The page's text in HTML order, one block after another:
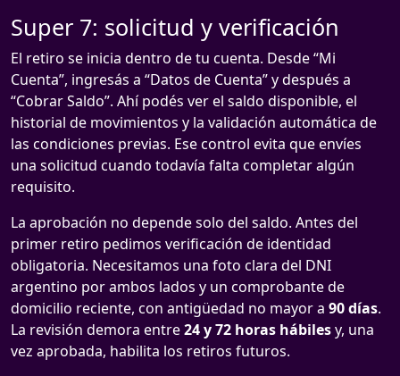
Super 7: solicitud y verificación
El retiro se inicia dentro de tu cuenta. Desde “Mi
Cuenta”, ingresás a “Datos de Cuenta” y después a
“Cobrar Saldo”. Ahí podés ver el saldo disponible, el
historial de movimientos y la validación automática de
las condiciones previas. Ese control evita que envíes
una solicitud cuando todavía falta completar algún
requisito.
La aprobación no depende solo del saldo. Antes del
primer retiro pedimos verificación de identidad
obligatoria. Necesitamos una foto clara del DNI
argentino por ambos lados y un comprobante de
domicilio reciente, con antigüedad no mayor a 90 días.
La revisión demora entre24 y 72 horas hábilesy, una
vez aprobada, habilita los retiros futuros.